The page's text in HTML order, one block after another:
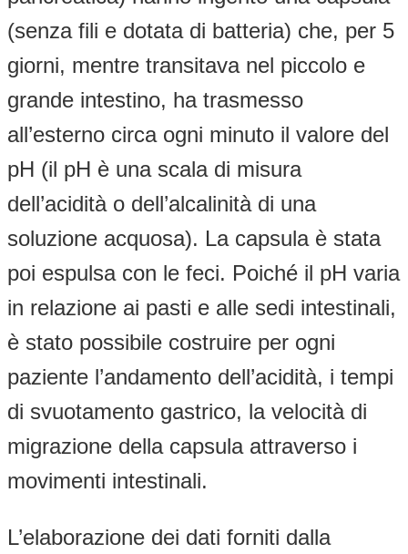
(senza fili e dotata di batteria) che, per 5
giorni, mentre transitava nel piccolo e
grande intestino, ha trasmesso
all’esterno circa ogni minuto il valore del
pH (il pH è una scala di misura
dell’acidità o dell’alcalinità di una
soluzione acquosa). La capsula è stata
poi espulsa con le feci. Poiché il pH varia
in relazione ai pasti e alle sedi intestinali,
è stato possibile costruire per ogni
paziente l’andamento dell’acidità, i tempi
di svuotamento gastrico, la velocità di
migrazione della capsula attraverso i
movimenti intestinali.
L’elaborazione dei dati forniti dalla